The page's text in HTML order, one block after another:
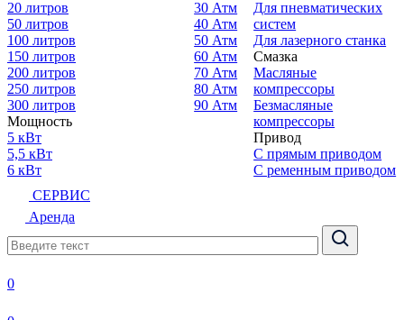
20 литров
50 литров
100 литров
150 литров
200 литров
250 литров
300 литров
Мощность
5 кВт
5,5 кВт
6 кВт
30 Атм
40 Атм
50 Атм
60 Атм
70 Атм
80 Атм
90 Атм
Для пневматических
систем
Для лазерного станка
Смазка
Масляные
компрессоры
Безмасляные
компрессоры
Привод
С прямым приводом
С ременным приводом
СЕРВИС
Аренда
0